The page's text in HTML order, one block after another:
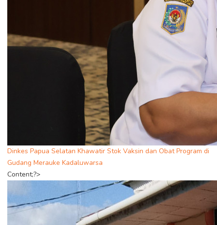
Dinkes Papua Selatan Khawatir Stok Vaksin dan Obat Program di
Gudang Merauke Kadaluwarsa
Content;?>